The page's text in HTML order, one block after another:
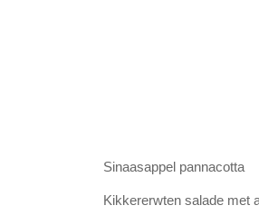
Sinaasappel pannacotta
Kikkererwten salade met